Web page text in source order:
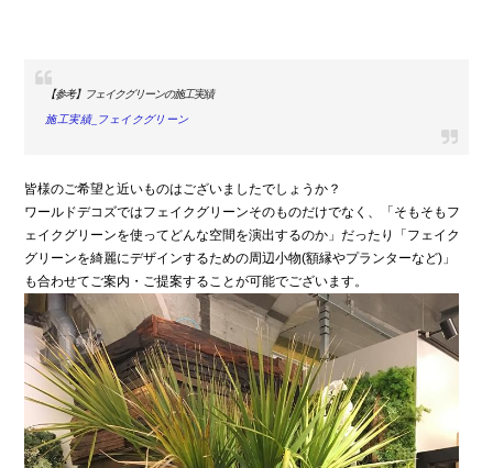
【参考】フェイクグリーンの施工実績
施工実績_フェイクグリーン
皆様のご希望と近いものはございましたでしょうか？
ワールドデコズではフェイクグリーンそのものだけでなく、「そもそもフ
ェイクグリーンを使ってどんな空間を演出するのか」だったり「フェイク
グリーンを綺麗にデザインするための周辺小物(額縁やプランターなど)」
も合わせてご案内・ご提案することが可能でございます。